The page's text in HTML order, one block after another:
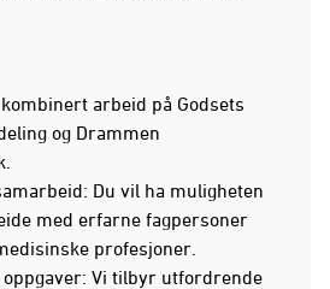
arbeid på Godsets
og Drammen
Du vil ha muligheten
med erfarne fagpersoner
profesjoner.
Vi tilbyr utfordrende